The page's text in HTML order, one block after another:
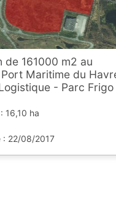
de 161000 m2 au
Maritime du
- Parc Frigo
16,10 ha
: 22/08/2017